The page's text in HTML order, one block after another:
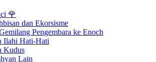
🌹
dan Ekorsisme
Pengembara ke Enoch
Ilahi Hati-Hati
Kudus
Lain